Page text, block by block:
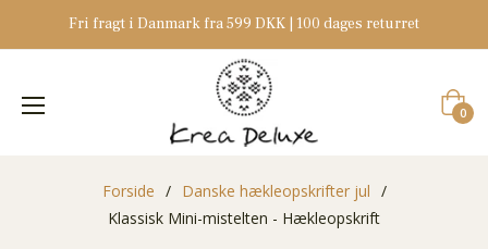
Fri fragt i Danmark fra 599 DKK | 100 dages returret
0
Forside / Danske hækleopskrifter jul /
Klassisk Mini-mistelten - Hækleopskrift